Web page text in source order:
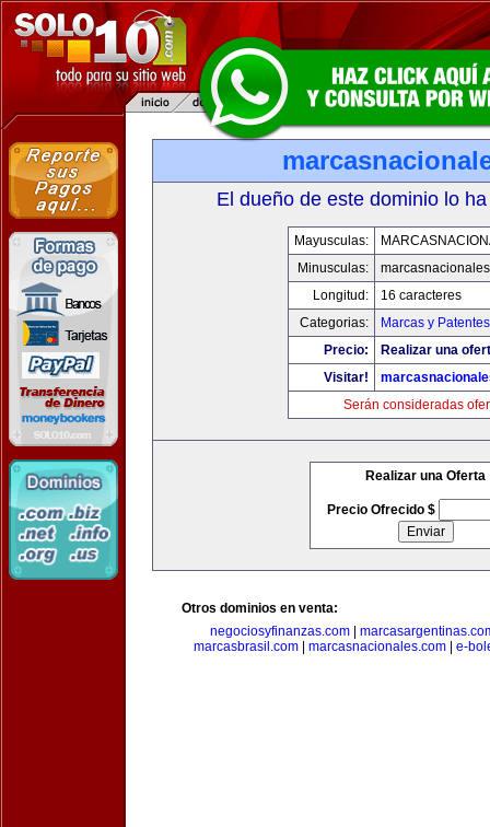
El dueño de este dominio lo
Mayusculas:
Minusculas:
Longitud:
16 caracteres
Categorias:
Marcas y Patentes
Precio:
Realizar una
Visitar!
Serán consideradas
Realizar una Oferta
Precio Ofrecido $
Otros dominios en venta:
negociosyfinanzas.com
marcasbrasil.com| marcasnacionales.com| e-